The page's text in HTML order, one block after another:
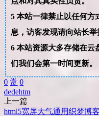
5本站一律禁止以任何方
息，访客发现请向站长举
6本站资源大多存储在云
们我们会第一时间更新。
0 赏 0
dedehtm
上一篇
html5宽屏大气通用织梦博